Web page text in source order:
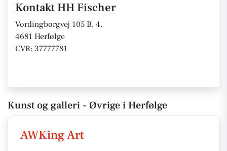
Kontakt HH Fischer
Vordingborgvej 105 B, 4.
4681 Herfølge
CVR: 37777781
Kunst og galleri - Øvrige i Herfølge
AWKing Art